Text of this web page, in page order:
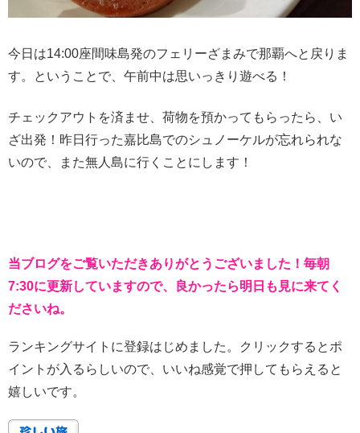
今日は14:00座間味島発のフェリーざまみで那覇へと戻りま
す。ということで、午前中は思いっきり遊べる！
チェックアウトを済ませ、荷物を預かってもらったら、い
ざ出発！昨日行った嘉比島でのシュノーケルが忘れられな
いので、また無人島に行くことにします！
当ブログをご覧いただきありがとうございました！毎朝
7:30に更新していますので、良かったら明日も見に来てく
ださいね。
ランキングサイトに登録はじめました。クリックするとポ
イントが入るらしいので、いいね感覚で押してもらえると
嬉しいです。